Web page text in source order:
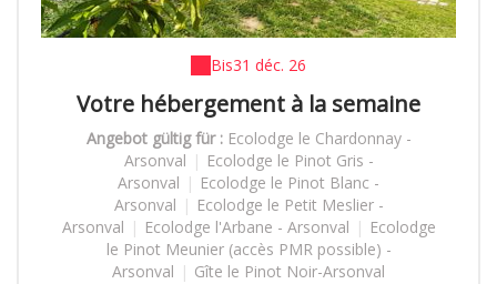
Bis31 déc. 26
Votre hébergement à la semaine
Angebot gültig für : Ecolodge le Chardonnay -
Arsonval | Ecolodge le Pinot Gris -
Arsonval | Ecolodge le Pinot Blanc -
Arsonval | Ecolodge le Petit Meslier -
Arsonval | Ecolodge l'Arbane - Arsonval | Ecolodge
le Pinot Meunier (accès PMR possible) -
Arsonval | Gîte le Pinot Noir-Arsonval